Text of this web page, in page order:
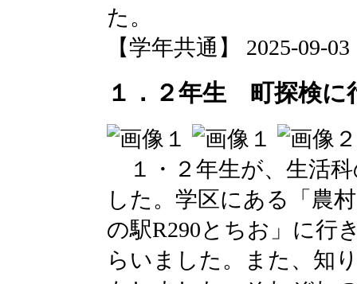
た。
【学年共通】 2025-09-
１．２年生 町探検に
１・２年生が、生活
した。学区にある「農
の駅R290とちお」に行
らいました。また、知